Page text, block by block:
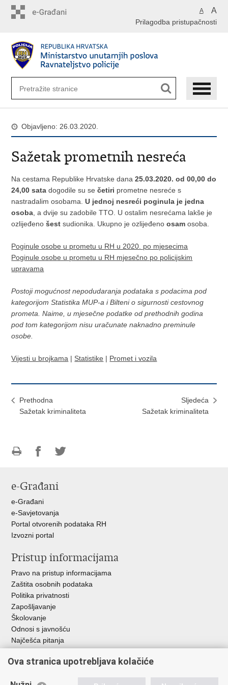
A A
Prilagodba pristupačnosti
Objavljeno: 26.03.2020.
Sažetak prometnih nesreća
Na cestama Republike Hrvatske dana 25.03.2020. od 00,00 do
24,00 sata dogodile su sečetiri prometne nesreće s
nastradalim osobama.U jednoj nesreći poginula je jedna
osoba , a dvije su zadobile TTO. U ostalim nesrećama lakše je
ozlijeđenošestsudionika. Ukupno je ozlijeđenoosamosoba.
Poginule osobe u prometu u RH u 2020. po mjesecima
Poginule osobe u prometu u RH mjesečno po policijskim
upravama
Postoji mogućnost nepodudaranja podataka s podacima pod
kategorijom Statistika MUP-a i Bilteni o sigurnosti cestovnog
prometa. Naime, u mjesečne podatke od prethodnih godina
pod tom kategorijom nisu uračunate naknadno preminule
osobe.
Vijesti u brojkama | Statistike | Promet i vozila
Prethodna
Sažetak kriminaliteta
Sljedeća
Sažetak kriminaliteta
FacebookuTwitteru
e-Građani
e-Građani
e-Savjetovanja
Portal otvorenih podataka RH
Izvozni portal
Pristup informacijama
Pravo na pristup informacijama
Zaštita osobnih podataka
Politika privatnosti
Zapošljavanje
Školovanje
Odnosi s javnošću
Najčešća pitanja
Važne poveznice
Ova stranica upotrebljava kolačiće